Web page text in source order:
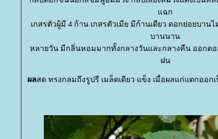
ฉก
เกสรตัวผู้มี 4 ก้าน เกสรตัวเมีย มีก้านเดียว ดอกย่อยบา
บานนาน
หลายวัน มีกลิ่นหอมมากทั้งกลางวันและกลางคืน ออกด
ฝน
ผลสด ทรงกลมถึงรูปรี เมล็ดเดียว แข็ง เมื่อผลแก่แตกออก